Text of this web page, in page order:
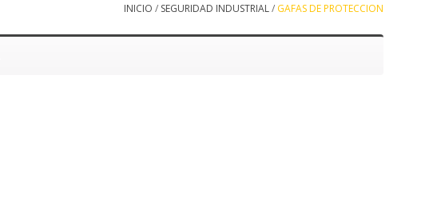
INICIO / SEGURIDAD INDUSTRIAL/ GAFAS DE PROTECCION